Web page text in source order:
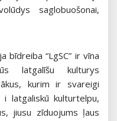
saglobuošonai,
bīdreiba “LgSC” ir vīna
latgalīšu kulturys
kurim ir svareigi
latgaliskū kulturtelpu,
jiusu zīduojums ļaus